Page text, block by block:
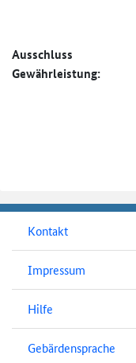
Ausschluss
Gewährleistung:
Kontakt
Impressum
Hilfe
Gebärdensprache